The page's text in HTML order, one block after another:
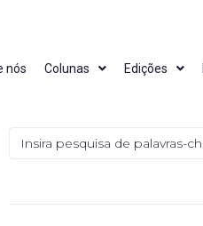
nós Colunas Edições